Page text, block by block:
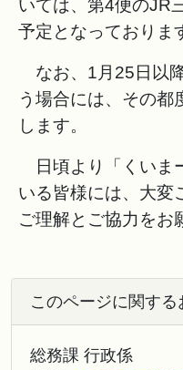
いては、第4便のJR
予定となっておりま
なお、1月25日以
う場合には、その都
します。
日頃より「くいま
いる皆様には、大変
ご理解とご協力をお
このページに関する
総務課 行政係